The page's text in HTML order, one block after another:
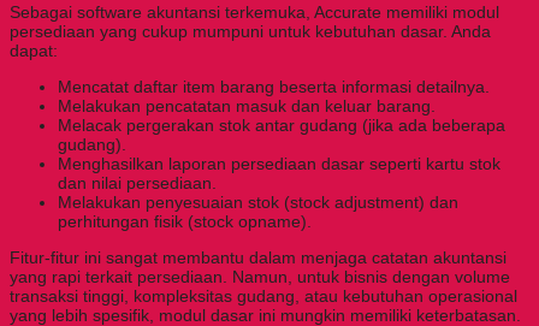
Sebagai software akuntansi terkemuka, Accurate memiliki modul
persediaan yang cukup mumpuni untuk kebutuhan dasar. Anda
dapat:
Mencatat daftar item barang beserta informasi detailnya.
Melakukan pencatatan masuk dan keluar barang.
Melacak pergerakan stok antar gudang (jika ada beberapa
gudang).
Menghasilkan laporan persediaan dasar seperti kartu stok
dan nilai persediaan.
Melakukan penyesuaian stok (stock adjustment) dan
perhitungan fisik (stock opname).
Fitur-fitur ini sangat membantu dalam menjaga catatan akuntansi
yang rapi terkait persediaan. Namun, untuk bisnis dengan volume
transaksi tinggi, kompleksitas gudang, atau kebutuhan operasional
yang lebih spesifik, modul dasar ini mungkin memiliki keterbatasan.